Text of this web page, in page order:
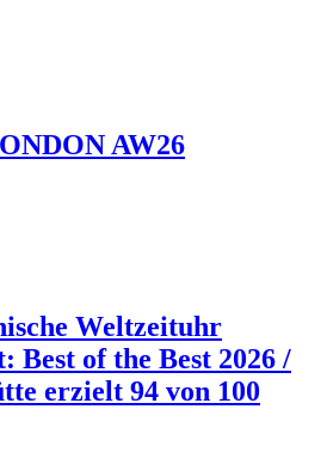
AW26
Weltzeituhr
Best of the Best 2026 /
erzielt 94 von 100